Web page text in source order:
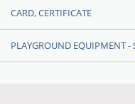
CARD, CERTIFICATE
PLAYGROUND EQUIPMENT -